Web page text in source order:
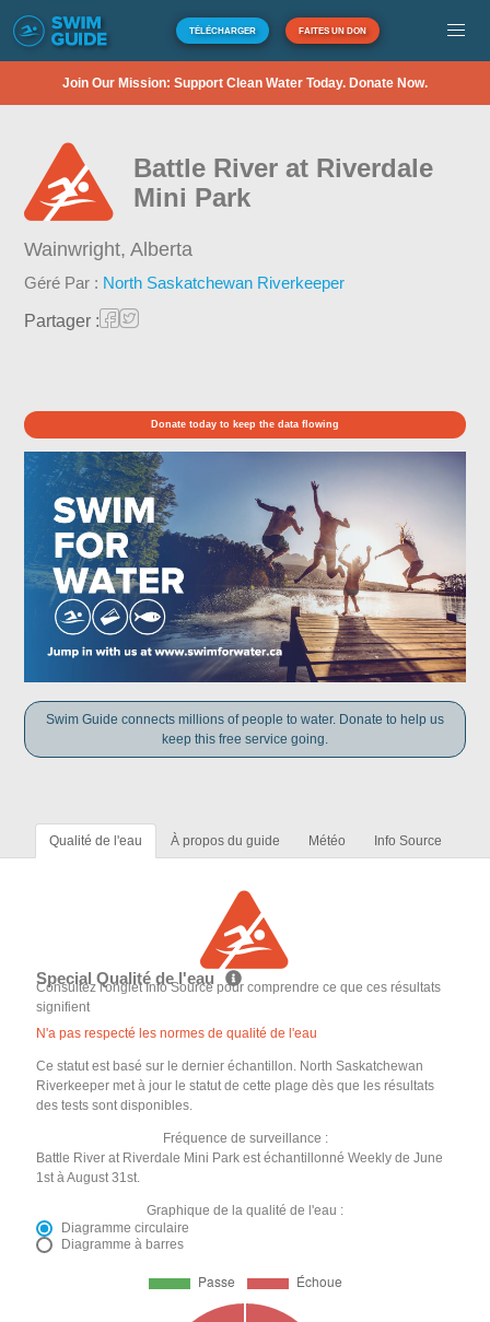
TÉLÉCHARGER FAITES UN DON
Join Our Mission: Support Clean Water Today. Donate Now.
Battle River at Riverdale
Mini Park
Wainwright,Alberta
Géré Par : North Saskatchewan Riverkeeper
Partager :
Donate today to keep the data flowing
Swim Guide connects millions of people to water. Donate to help us
keep this free service going.
Qualité de l'eau À propos du guide Météo Info Source
Special Qualité de l'eau
Consultez l'onglet Info Source pour comprendre ce que ces résultats
signifient
N'a pas respecté les normes de qualité de l'eau
Ce statut est basé sur le dernier échantillon. North Saskatchewan
Riverkeeper met à jour le statut de cette plage dès que les résultats
des tests sont disponibles.
Fréquence de surveillance :
Battle River at Riverdale Mini Park est échantillonné Weekly de June
1st à August 31st.
Graphique de la qualité de l'eau :
Diagramme circulaire
Diagramme à barres